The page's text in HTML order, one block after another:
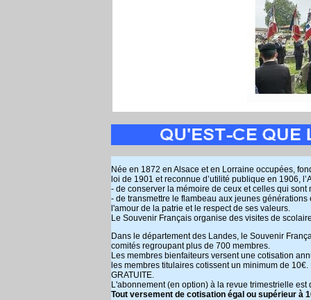
Née en 1872 en Alsace et en Lorraine occupées,
loi de 1901 et reconnue d’utilité publique en 1906,
- de conserver la mémoire de ceux et celles qui
- de transmettre le flambeau aux jeunes
l'amour de la patrie et le respect de ses valeurs.
Le Souvenir Français organise des visites de
Dans le département des Landes, le Souvenir
comités regroupant plus de 700 membres.
Les membres bienfaiteurs versent une cotisation
les membres titulaires cotissent un minimum de
GRATUITE.
L'abonnement (en option) à la revue trimestrielle est
Tout versement de cotisation égal ou supérieur à